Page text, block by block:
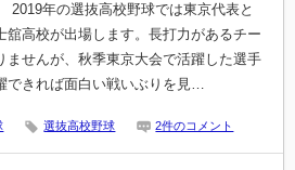
2019年の選抜高校野球では東京代表と
舘高校が出場します。長打力があるチー
ませんが、秋季東京大会で活躍した選手
できれば面白い戦いぶりを見…
選抜高校野球 2件のコメント